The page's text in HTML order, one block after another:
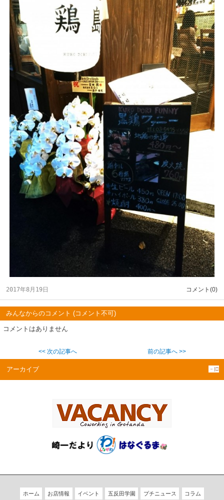
2017年8月19日 コメント(0)
みんなからのコメント (コメント不可)
コメントはありません
<< 次の記事へ 前の記事へ >>
アーカイブ －|□
ホーム お店情報 イベント 五反田学園 プチニュース コラム